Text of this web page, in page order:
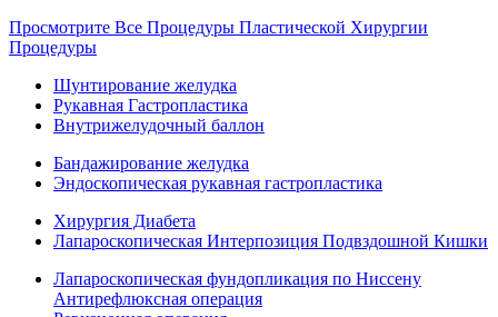
Просмотрите Все Процедуры Пластической Хирургии
Процедуры
Шунтирование желудка
Рукавная Гастропластика
Внутрижелудочный баллон
Бандажирование желудка
Эндоскопическая рукавная гастропластика
Хирургия Диабета
Лапароскопическая Интерпозиция Подвздошной Кишки
Лапароскопическая фундопликация по Ниссену
Антирефлюксная операция